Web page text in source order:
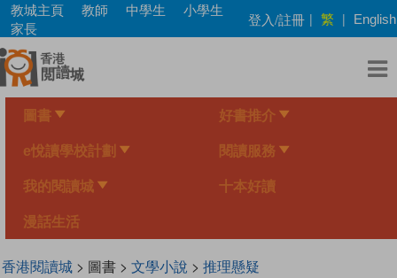
Skip
main
content
教城主頁 教師 中學生
小學生
家長
登入/註冊 | 繁 | English
圖書 好書推介
e悅讀學校計劃 閱讀服務
我的閱讀城 十本好讀
漫話生活
香港閱讀城> 圖書 > 文學小說 > 推理懸疑